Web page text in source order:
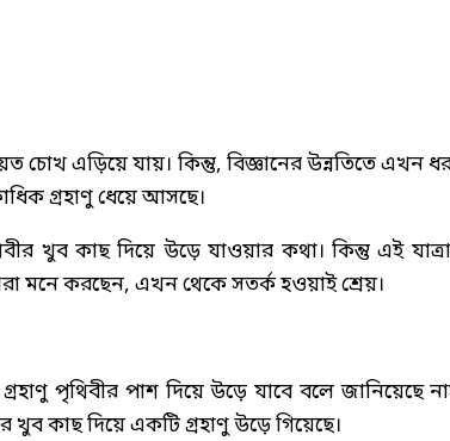
এড়িয়ে যায়। কিন্তু, বিজ্ঞানের উন্নতিতে এখন
গ্রহাণু ধেয়ে আসছে।
খুব কাছ দিয়ে উড়ে যাওয়ার কথা। কিন্তু এই
মনে করছেন, এখন থেকে সতর্ক হওয়াই শ্রেয়।
পৃথিবীর পাশ দিয়ে উড়ে যাবে বলে জানিয়েছে
খুব কাছ দিয়ে একটি গ্রহাণু উড়ে গিয়েছে।